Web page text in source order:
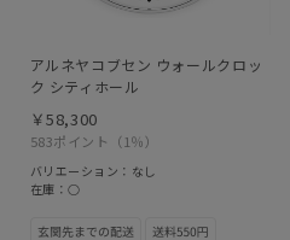
アルネヤコブセン ウォールクロッ
ク シティホール
583ポイント （1％）
￥58,300
バリエーション：なし
在庫：○